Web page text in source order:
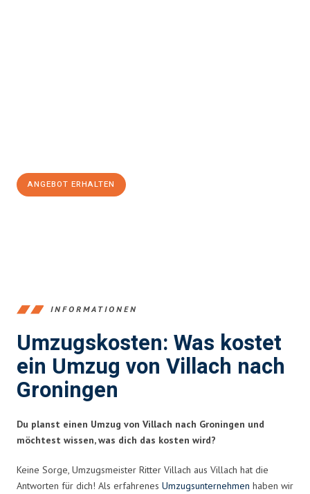
ANGEBOT ERHALTEN
INFORMATIONEN
Umzugskosten: Was kostet
ein Umzug von Villach nach
Groningen
Du planst einen Umzug von Villach nach Groningen und
möchtest wissen, was dich das kosten wird?
Keine Sorge, Umzugsmeister Ritter Villach aus Villach hat die
Antworten für dich! Als erfahrenes Umzugsunternehmen haben wir